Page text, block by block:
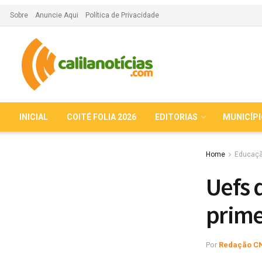
Sobre Anuncie Aqui Política de Privacidade
INICIAL COITÉ FOLIA 2026 EDITORIAS
Home
Uefs
Por Redação